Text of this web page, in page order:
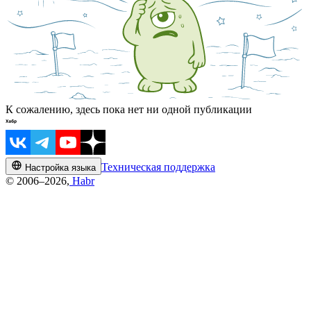
К сожалению, здесь пока нет ни одной публикации
Настройка языка Техническая поддержка
© 2006–2026, Habr